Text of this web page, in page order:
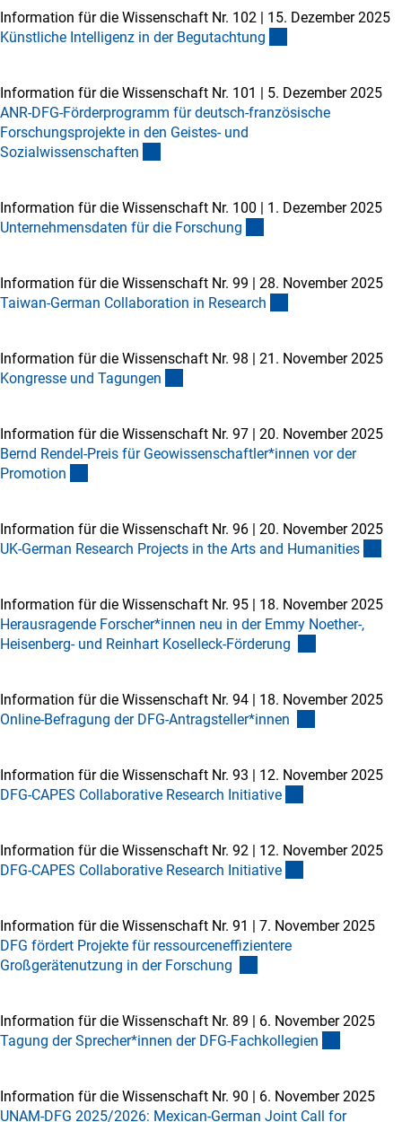
Information für die Wissenschaft Nr. 102 | 15. Dezember 2025
Künstliche Intelligenz in der Begutachtung
Information für die Wissenschaft Nr. 101 | 5. Dezember 2025
ANR-DFG-Förderprogramm für deutsch-französische
Forschungsprojekte in den Geistes- und
Sozialwissenschaften
Information für die Wissenschaft Nr. 100 | 1. Dezember 2025
Unternehmensdaten für die Forschung
Information für die Wissenschaft Nr. 99 | 28. November 2025
Taiwan-German Collaboration in Research
Information für die Wissenschaft Nr. 98 | 21. November 2025
Kongresse und Tagungen
Information für die Wissenschaft Nr. 97 | 20. November 2025
Bernd Rendel-Preis für Geowissenschaftler*innen vor der
Promotion
Information für die Wissenschaft Nr. 96 | 20. November 2025
UK-German Research Projects in the Arts and Humanities
Information für die Wissenschaft Nr. 95 | 18. November 2025
Herausragende Forscher*innen neu in der Emmy Noether-,
Heisenberg- und Reinhart Koselleck-Förderung
Information für die Wissenschaft Nr. 94 | 18. November 2025
Online-Befragung der DFG-Antragsteller*innen
Information für die Wissenschaft Nr. 93 | 12. November 2025
DFG-CAPES Collaborative Research Initiative
Information für die Wissenschaft Nr. 92 | 12. November 2025
DFG-CAPES Collaborative Research Initiative
Information für die Wissenschaft Nr. 91 | 7. November 2025
DFG fördert Projekte für ressourceneffizientere
Großgerätenutzung in der Forschung
Information für die Wissenschaft Nr. 89 | 6. November 2025
Tagung der Sprecher*innen der DFG-Fachkollegien
Information für die Wissenschaft Nr. 90 | 6. November 2025
UNAM-DFG 2025/2026: Mexican-German Joint Call for